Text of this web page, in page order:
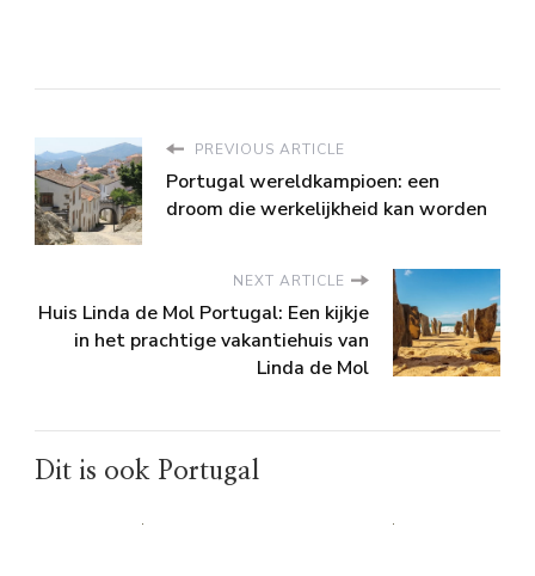
PREVIOUS ARTICLE
Portugal wereldkampioen: een
droom die werkelijkheid kan worden
NEXT ARTICLE
Huis Linda de Mol Portugal: Een kijkje
in het prachtige vakantiehuis van
Linda de Mol
Dit is ook Portugal